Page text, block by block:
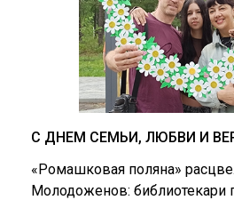
С ДНЕМ СЕМЬИ, ЛЮБВИ И
«Ромашковая поляна»
Молодоженов: библиотекари